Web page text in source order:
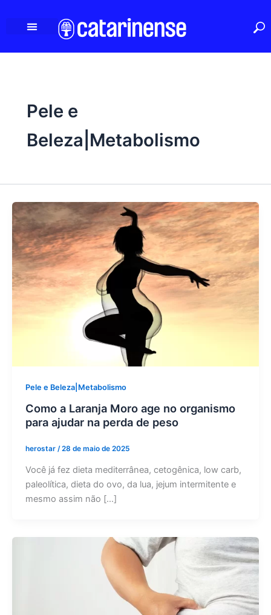
conteúdo
Pele e
Beleza|Metabolismo
Pele e Beleza|Metabolismo
Como a Laranja Moro age no organismo
para ajudar na perda de peso
herostar /28 de maio de 2025
Você já fez dieta mediterrânea, cetogênica, low carb,
paleolítica, dieta do ovo, da lua, jejum intermitente e
mesmo assim não […]